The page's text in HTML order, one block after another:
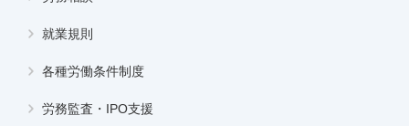
就業規則
各種労働条件制度
労務監査・IPO支援